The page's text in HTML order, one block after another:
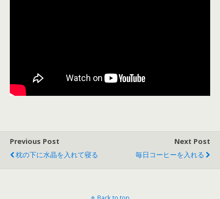
Previous Post
枕の下に水晶を入れて寝る
Next Post
毎日コーヒーを入れる